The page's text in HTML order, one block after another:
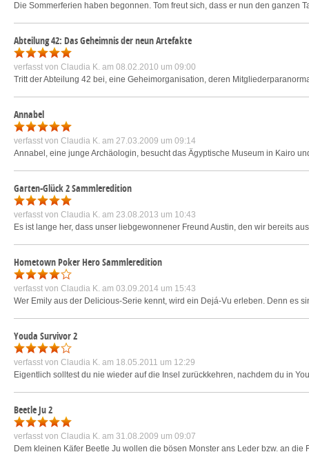
Die Sommerferien haben begonnen. Tom freut sich, dass er nun den
Abteilung 42: Das Geheimnis der neun Artefakte
verfasst von Claudia K. am 08.02.2010 um 09:00
Tritt der Abteilung 42 bei, eine Geheimorganisation, deren
Annabel
verfasst von Claudia K. am 27.03.2009 um 09:14
Annabel, eine junge Archäologin, besucht das Ägyptische Museum in Kairo
Garten-Glück 2 Sammleredition
verfasst von Claudia K. am 23.08.2013 um 10:43
Es ist lange her, dass unser liebgewonnener Freund Austin, den wir bereits
Hometown Poker Hero Sammleredition
verfasst von Claudia K. am 03.09.2014 um 15:43
Wer Emily aus der Delicious-Serie kennt, wird ein Dejá-Vu erleben. Denn es
Youda Survivor 2
verfasst von Claudia K. am 18.05.2011 um 12:29
Eigentlich solltest du nie wieder auf die Insel zurückkehren, nachdem du in
Beetle Ju 2
verfasst von Claudia K. am 31.08.2009 um 09:07
Dem kleinen Käfer Beetle Ju wollen die bösen Monster ans Leder bzw. an